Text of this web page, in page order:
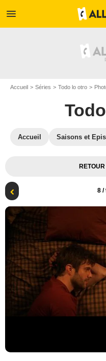
menu
Accueil Séries Todo lo otro
Accueil Saisons et
8 /